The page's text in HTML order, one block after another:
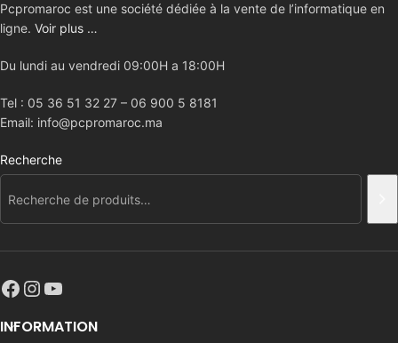
Pcpromaroc est une société dédiée à la vente de l’informatique en
ligne. Voir plus …
Du lundi au vendredi 09:00H a 18:00H
Tel : 05 36 51 32 27 – 06 900 5 8181
Email: info@pcpromaroc.ma
Recherche
INFORMATION